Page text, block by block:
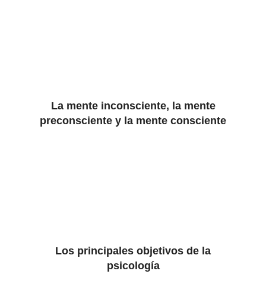
La mente inconsciente, la mente
preconsciente y la mente consciente
Los principales objetivos de la
psicología